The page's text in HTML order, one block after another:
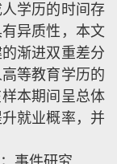
学历的时间存
异质性，本文
渐进双重差分
等教育学历的
本期间呈总体
就业概率，并